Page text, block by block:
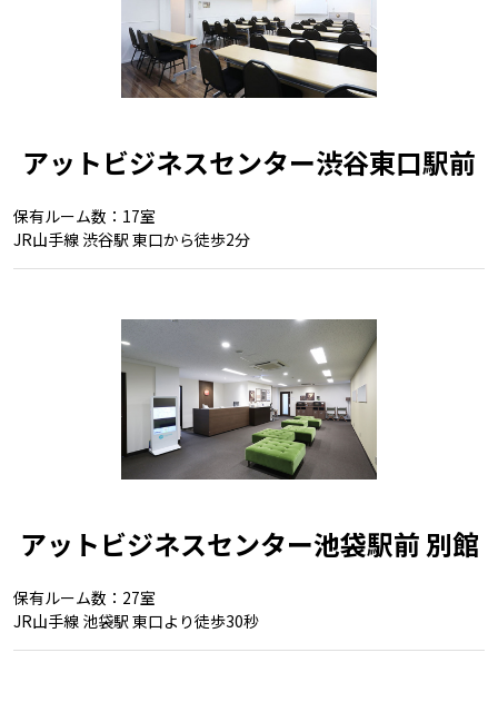
アットビジネスセンター渋谷東口駅前
保有ルーム数：17室
JR山手線 渋谷駅 東口から徒歩2分
アットビジネスセンター池袋駅前 別館
保有ルーム数：27室
JR山手線 池袋駅 東口より徒歩30秒